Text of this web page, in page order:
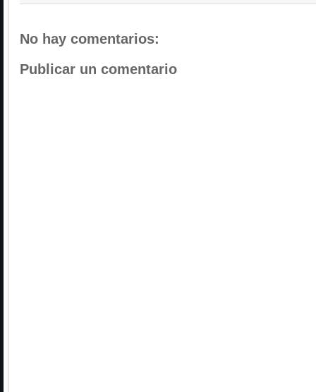
No hay comentarios:
Publicar un comentario